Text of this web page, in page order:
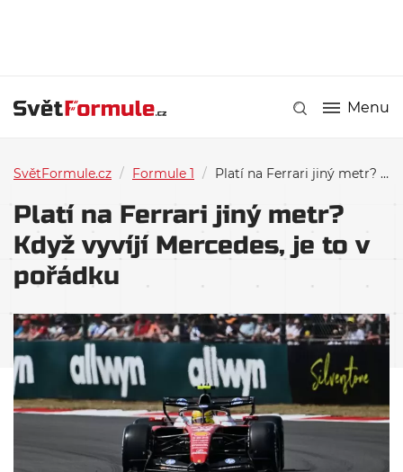
Menu
SvětFormule.cz / Formule 1 / Platí na Ferrari jiný metr? Když vyvíjí Mercedes, je to v pořádku
Platí na Ferrari jiný metr?
Když vyvíjí Mercedes, je to v
pořádku